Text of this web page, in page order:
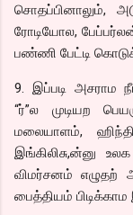
சொதப்பினாலும்,
ரோடியோல,
பண்ணி பேட்டி
9. இப்படி அசராம
“ர்”ல முடியற
மலையாளம்,
இங்கிலிசு,ன்னு
விமர்சனம் எழுதற்
பைத்தியம் பிடிக்காம